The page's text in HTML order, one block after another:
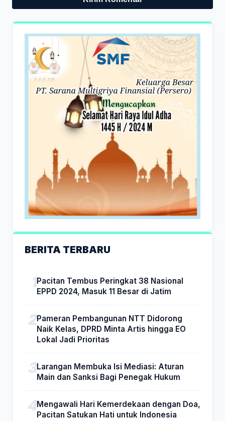
BERITA TERBARU
Pacitan Tembus Peringkat 38 Nasional
EPPD 2024, Masuk 11 Besar di Jatim
Pameran Pembangunan NTT Didorong
Naik Kelas, DPRD Minta Artis hingga EO
Lokal Jadi Prioritas
Larangan Membuka Isi Mediasi: Aturan
Main dan Sanksi Bagi Penegak Hukum
Mengawali Hari Kemerdekaan dengan Doa,
Pacitan Satukan Hati untuk Indonesia